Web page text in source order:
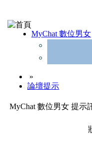
MyChat 數位男女
»
論壇提示
MyChat 數位男女 提示